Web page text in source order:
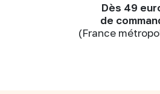
Dès 49
de
(France